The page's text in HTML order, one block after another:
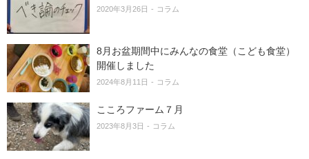
2020年3月26日 コラム
8月お盆期間中にみんなの食堂（こども食堂）
開催しました
2024年8月11日 コラム
こころファーム７月
2023年8月3日 コラム